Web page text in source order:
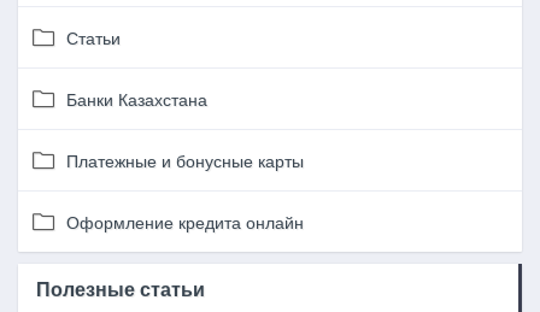
Статьи
Банки Казахстана
Платежные и бонусные карты
Оформление кредита онлайн
Полезные статьи